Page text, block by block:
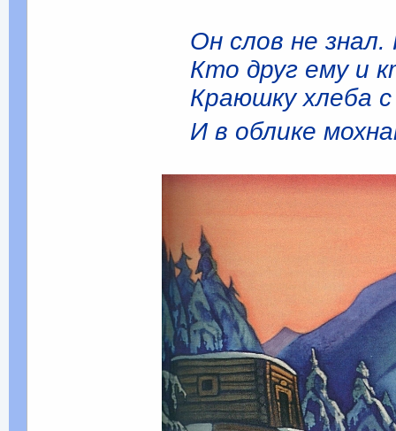
Он слов не знал.
Кто друг ему и
Краюшку хлеба с
И в облике